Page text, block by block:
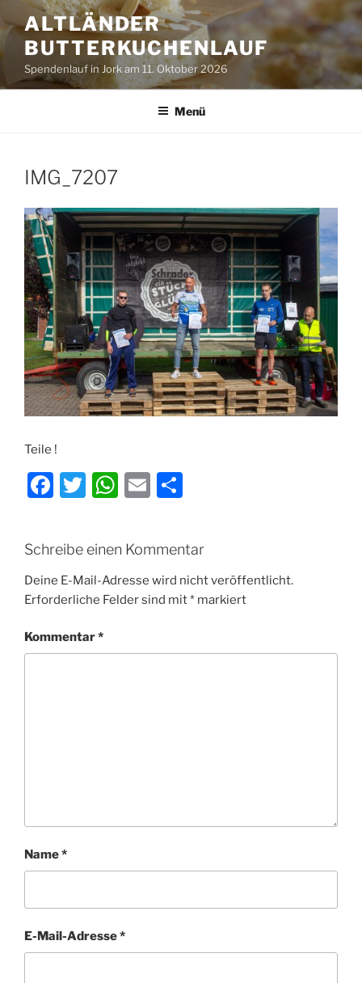
Inhalt
springen
ALTLÄNDER
BUTTERKUCHENLAUF
Spendenlauf in Jork am 11. Oktober 2026
Menü
IMG_7207
Teile !
F
c
e
b
o
o
T
itt
er
W
at
s
A
p
E
l
le
n
Schreibe einen Kommentar
Deine E-Mail-Adresse wird nicht veröffentlicht.
Erforderliche Felder sind mit* markiert
Kommentar*
Name*
E-Mail-Adresse*